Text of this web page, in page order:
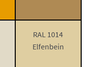
RAL 1014
Elfenbein